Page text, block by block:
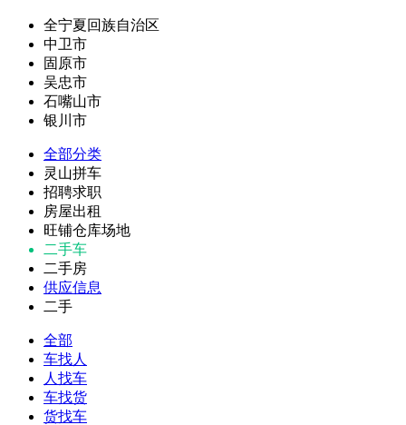
全宁夏回族自治区
中卫市
固原市
吴忠市
石嘴山市
银川市
全部分类
灵山拼车
招聘求职
房屋出租
旺铺仓库场地
二手车
二手房
供应信息
二手
全部
车找人
人找车
车找货
货找车